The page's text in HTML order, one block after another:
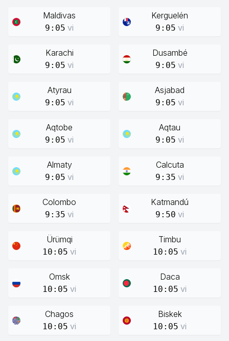
Maldivas
9:05 vi
Kerguelén
9:05 vi
Karachi
9:05 vi
Dusambé
9:05 vi
Atyrau
9:05 vi
Asjabad
9:05 vi
Aqtobe
9:05 vi
Aqtau
9:05 vi
Almaty
9:05 vi
Calcuta
9:35 vi
Colombo
9:35 vi
Katmandú
9:50 vi
Ürümqi
10:05 vi
Timbu
10:05 vi
Omsk
10:05 vi
Daca
10:05 vi
Chagos
10:05 vi
Biskek
10:05 vi